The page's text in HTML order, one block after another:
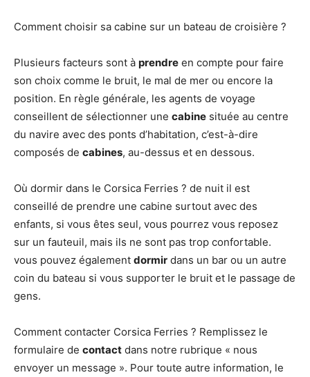
Comment choisir sa cabine sur un bateau de croisière ?
Plusieurs facteurs sont à prendre en compte pour faire
son choix comme le bruit, le mal de mer ou encore la
position. En règle générale, les agents de voyage
conseillent de sélectionner une cabine située au centre
du navire avec des ponts d’habitation, c’est-à-dire
composés de cabines, au-dessus et en dessous.
Où dormir dans le Corsica Ferries ? de nuit il est
conseillé de prendre une cabine surtout avec des
enfants, si vous êtes seul, vous pourrez vous reposez
sur un fauteuil, mais ils ne sont pas trop confortable.
vous pouvez également dormir dans un bar ou un autre
coin du bateau si vous supporter le bruit et le passage de
gens.
Comment contacter Corsica Ferries ? Remplissez le
formulaire de contact dans notre rubrique « nous
envoyer un message ». Pour toute autre information, le